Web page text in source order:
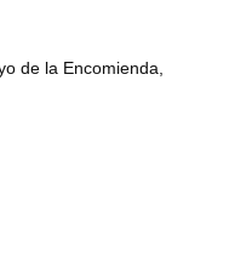
de la Encomienda,